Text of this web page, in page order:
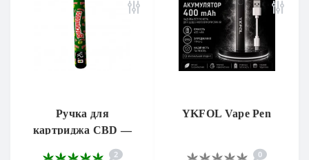
Ручка для
картриджа CBD —
2
YKFOL Vape Pen
0